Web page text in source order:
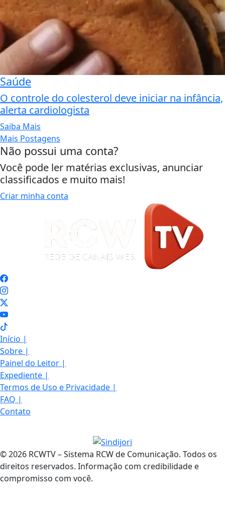
Saúde
O controle do colesterol deve iniciar na infância,
alerta cardiologista
Saiba Mais
Mais Postagens
Não possui uma conta?
Você pode ler matérias exclusivas, anunciar
classificados e muito mais!
Criar minha conta
Início |
Sobre |
Painel do Leitor |
Expediente |
Termos de Uso e Privacidade |
FAQ |
Contato
© 2026 RCWTV – Sistema RCW de Comunicação. Todos os
direitos reservados. Informação com credibilidade e
compromisso com você.